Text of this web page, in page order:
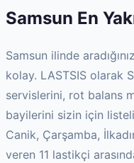
Samsun En
Samsun ilinde
kolay. LASTSIS olarak
servislerini, rot balans
bayilerini sizin için
Canik, Çarşamba,
veren 11 lastikçi